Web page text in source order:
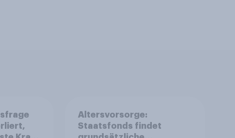
Altersvorsorge:
Staatsfonds findet